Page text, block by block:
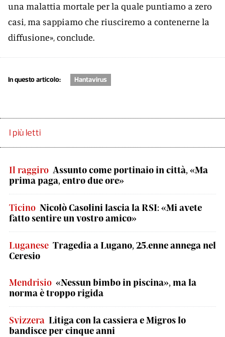
una malattia mortale per la quale puntiamo a zero
casi, ma sappiamo che riusciremo a contenerne la
diffusione», conclude.
In questo articolo: Hantavirus
I più letti
Il raggiro Assunto come portinaio in città, «Ma
prima paga, entro due ore»
Ticino Nicolò Casolini lascia la RSI: «Mi avete
fatto sentire un vostro amico»
Luganese Tragedia a Lugano, 25.enne annega nel
Ceresio
Mendrisio «Nessun bimbo in piscina», ma la
norma è troppo rigida
Svizzera Litiga con la cassiera e Migros lo
bandisce per cinque anni